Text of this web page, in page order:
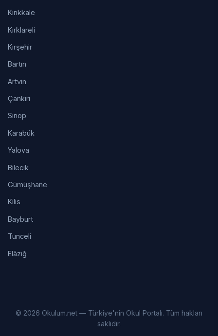
Kırıkkale
Kırklareli
Kırşehir
Bartın
Artvin
Çankırı
Sinop
Karabük
Yalova
Bilecik
Gümüşhane
Kilis
Bayburt
Tunceli
Elâzığ
© 2026 Okulum.net — Türkiye'nin Okul Portalı. Tüm hakları
saklıdır.